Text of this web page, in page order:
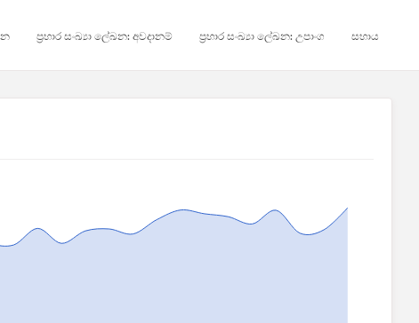
ප්‍රහාර සංඛ්‍යා ලේඛන: අවදානම් ප්‍රහාර සංඛ්‍යා ලේඛන: උපාංග සහාය